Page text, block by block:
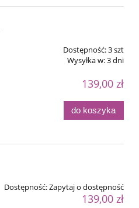
Dostępność:3 szt
Wysyłka w:3 dni
139,00 zł
do koszyka
Dostępność:Zapytaj o dostępność
139,00 zł